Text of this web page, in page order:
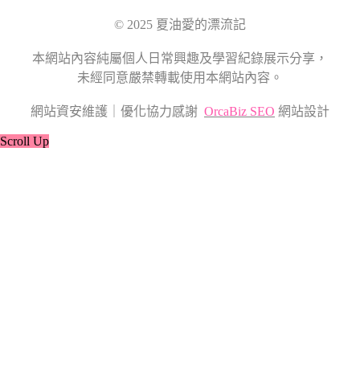
© 2025 夏油愛的漂流記
本網站內容純屬個人日常興趣及學習紀錄展示分享，
未經同意嚴禁轉載使用本網站內容。
網站資安維護｜優化協力感謝 OrcaBiz SEO 網站設計
Scroll Up